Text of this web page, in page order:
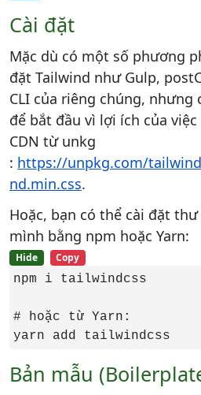
Cài đặt
Mặc dù có một số phương
đặt Tailwind như Gulp,
CLI của riêng chúng, nhưng
để bắt đầu vì lợi ích của
CDN từ unkg
: https://unpkg.com/
nd.min.css.
Hoặc, bạn có thể cài đặt
mình bằng npm hoặc Yarn:
Hide Copy
npm i tailwindcss
# hoặc từ Yarn:
yarn add tailwindcss
Bản mẫu